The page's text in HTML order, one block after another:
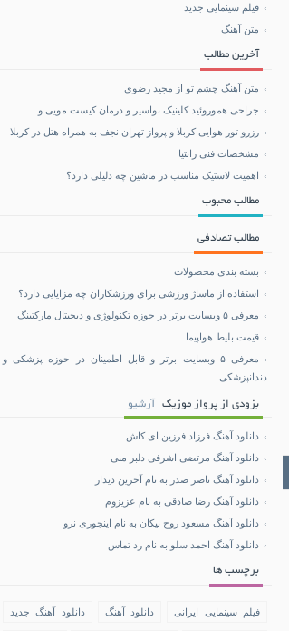
فیلم سینمایی جدید
متن آهنگ
آخرین مطالب
متن آهنگ چشم تو از مجید رضوی
جراحی هموروئید کلینیک بواسیر و درمان کیست مویی و
رزرو تور هوایی کربلا و پرواز تهران نجف به همراه هتل در کربلا
مشخصات فنی زانتیا
اهمیت لاستیک مناسب در ماشین چه دلیلی دارد؟
مطالب محبوب
مطالب تصادفی
بسته بندی محصولات
استفاده از ماساژ ورزشی برای ورزشکاران چه مزایایی دارد؟
معرفی ۵ وبسایت برتر در حوزه تکنولوژی و دیجیتال مارکتینگ
قیمت بلیط هواپیما
معرفی ۵ وبسایت برتر و قابل اطمینان در حوزه پزشکی و
دندانپزشکی
بزودی از پرواز موزیک آرشیو
دانلود آهنگ فرزاد فرزین ای کاش
دانلود آهنگ مرتضی اشرفی دلبر منی
دانلود آهنگ ناصر صدر به نام آخرین دیدار
دانلود آهنگ رضا صادقی به نام عزیزوم
دانلود آهنگ مسعود روح نیکان به نام اینجوری نرو
دانلود آهنگ احمد سلو به نام رد تماس
برچسب ها
فیلم سینمایی ایرانی دانلود آهنگ دانلود آهنگ جدید